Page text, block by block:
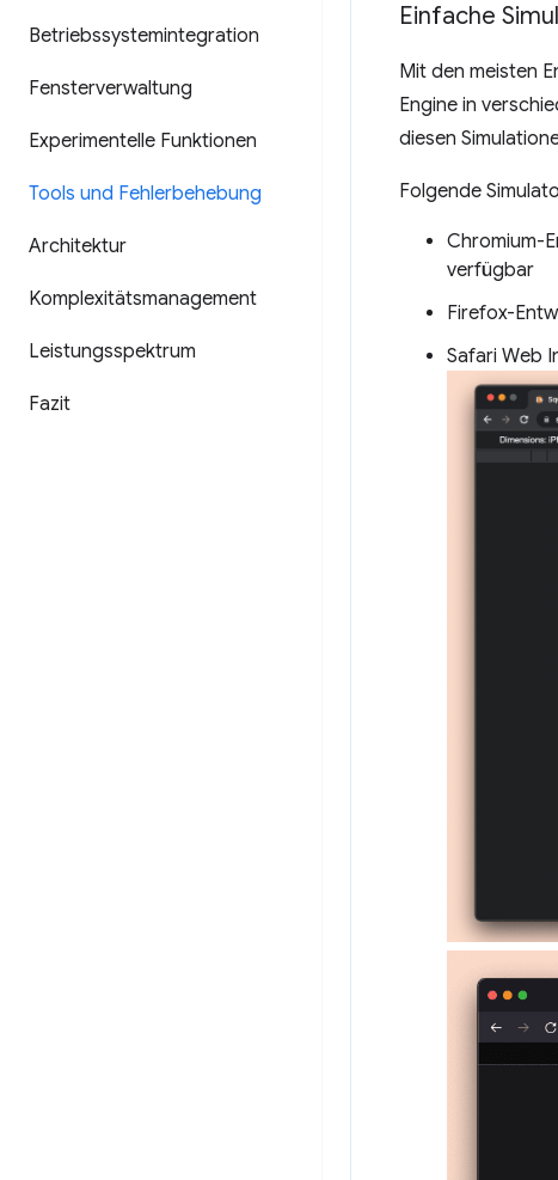
Betriebssystemintegration
Fensterverwaltung
Experimentelle Funktionen
Tools und Fehlerbehebung
Architektur
Komplexitätsmanagement
Leistungsspektrum
Fazit
Einfache
Mit den meisten
Engine in
diesen
Folgende
Chromium-
verfügbar
Firefox-
Safari Web